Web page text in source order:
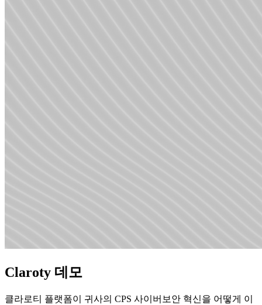
Claroty 데모
클라로티 플랫폼이 귀사의 CPS 사이버보안 혁신을 어떻게 이